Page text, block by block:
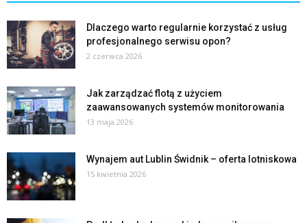
Dlaczego warto regularnie korzystać z usług
profesjonalnego serwisu opon?
2 czerwca 2026
Jak zarządzać flotą z użyciem
zaawansowanych systemów monitorowania
13 maja 2026
Wynajem aut Lublin Świdnik – oferta lotniskowa
15 kwietnia 2026